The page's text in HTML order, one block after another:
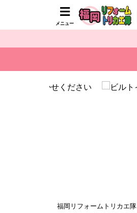
メニュー
福岡リフォームトリカエ隊